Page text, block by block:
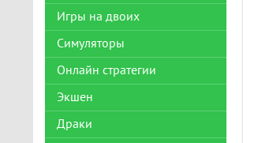
Игры на двоих
Симуляторы
Онлайн стратегии
Экшен
Драки